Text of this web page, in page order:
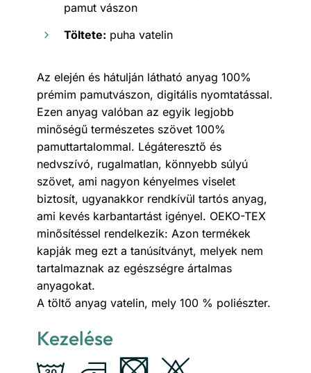
pamut vászon
Töltete: puha vatelin
Az elején és hátulján látható anyag 100%
prémim pamutvászon, digitális nyomtatással.
Ezen anyag valóban az egyik legjobb
minőségű természetes szövet 100%
pamuttartalommal. Légáteresztő és
nedvszívó, rugalmatlan, könnyebb súlyú
szövet, ami nagyon kényelmes viselet
biztosít, ugyanakkor rendkívül tartós anyag,
ami kevés karbantartást igényel. OEKO-TEX
minősítéssel rendelkezik: Azon termékek
kapják meg ezt a tanúsítványt, melyek nem
tartalmaznak az egészségre ártalmas
anyagokat.
A töltő anyag vatelin, mely 100 % poliészter.
Kezelése